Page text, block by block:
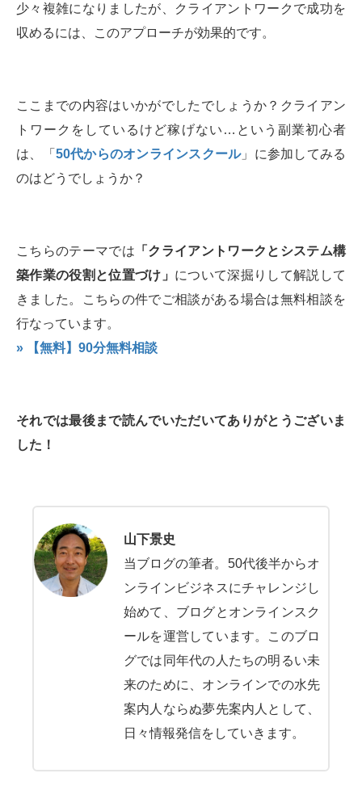
少々複雑になりましたが、クライアントワークで成功を
収めるには、このアプローチが効果的です。
ここまでの内容はいかがでしたでしょうか？クライアン
トワークをしているけど稼げない…という副業初心者
は、「 50代からのオンラインスクール」に参加してみる
のはどうでしょうか？
こちらのテーマでは 「クライアントワークとシステム構
築作業の役割と位置づけ」 について深掘りして解説して
きました。こちらの件でご相談がある場合は無料相談を
行なっています。
» 【無料】90分無料相談
それでは最後まで読んでいただいてありがとうございま
した！
山下景史
当ブログの筆者。50代後半からオ
ンラインビジネスにチャレンジし
始めて、ブログとオンラインスク
ールを運営しています。このブロ
グでは同年代の人たちの明るい未
来のために、オンラインでの水先
案内人ならぬ夢先案内人として、
日々情報発信をしていきます。